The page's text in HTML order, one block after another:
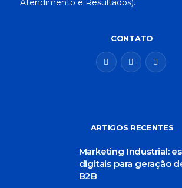
Atendimento e Resultados).
CONTATO
ARTIGOS RECENTES
Marketing Industrial:
digitais para geração
B2B